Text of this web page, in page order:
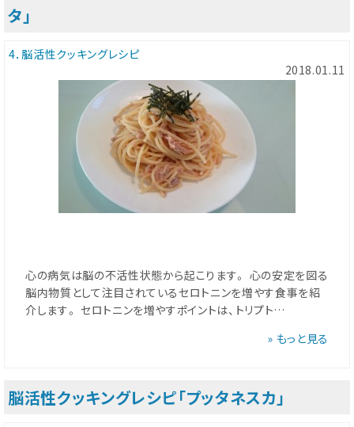
タ」
4．脳活性クッキングレシピ
2018.01.11
心の病気は脳の不活性状態から起こります。 心の安定を図る
脳内物質として注目されているセロトニンを増やす食事を紹
介します。 セロトニンを増やすポイントは、トリプト…
» もっと見る
脳活性クッキングレシピ「プッタネスカ」